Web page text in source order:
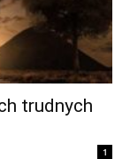
trudnych
1